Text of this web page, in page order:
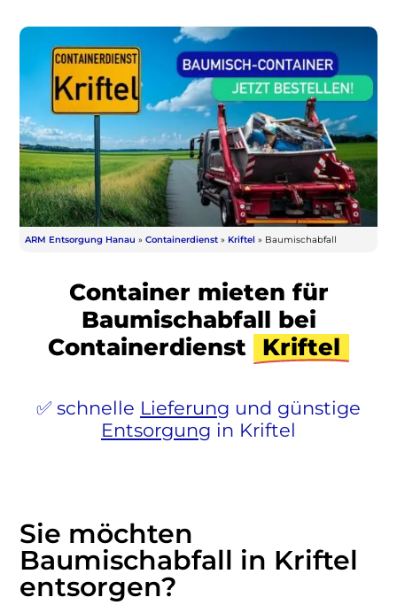
ARM Entsorgung Hanau » Containerdienst » Kriftel » Baumischabfall
Container mieten für
Baumischabfall bei
Containerdienst Kriftel
schnelle Lieferung und günstige
Entsorgung in Kriftel
Sie möchten
Baumischabfall in Kriftel
entsorgen?